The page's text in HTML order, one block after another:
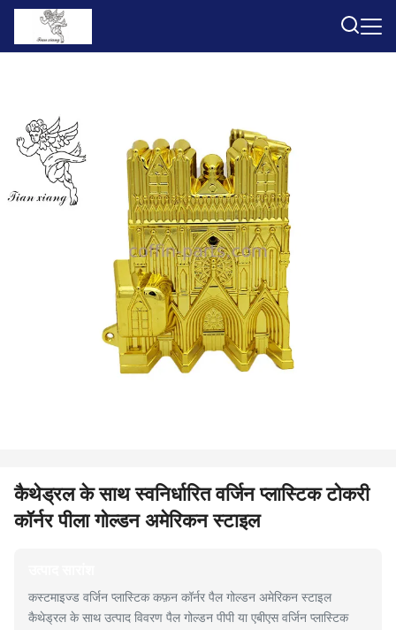
कैथेड्रल के साथ स्वनिर्धारित वर्जिन प्लास्टिक टोकरी
कॉर्नर पीला गोल्डन अमेरिकन स्टाइल
कस्टमाइज्ड वर्जिन प्लास्टिक कफ़न कॉर्नर पैल गोल्डन अमेरिकन स्टाइल
कैथेड्रल के साथ उत्पाद विवरण पैल गोल्डन पीपी या एबीएस वर्जिन प्लास्टिक